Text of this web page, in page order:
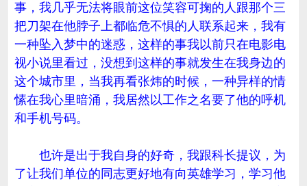
事，我几乎无法将眼前这位笑容可掬的人跟那个三
把刀架在他脖子上都临危不惧的人联系起来，我有
一种坠入梦中的迷惑，这样的事我以前只在电影电
视小说里看过，没想到这样的事就发生在我身边的
这个城市里，当我再看张炜的时候，一种异样的情
愫在我心里暗涌，我居然以工作之名要了他的呼机
和手机号码。
也许是出于我自身的好奇，我跟科长提议，为
了让我们单位的同志更好地有向英雄学习，学习他